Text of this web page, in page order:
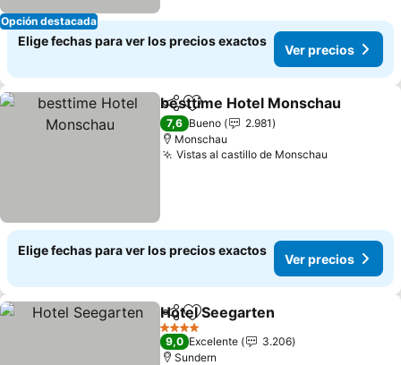
Opción destacada
Elige fechas para ver los precios exactos
Ver precios
CompartirAgregar a favoritos
besttime Hotel Monschau
7,6 Bueno
2.981
Monschau
Vistas al castillo de Monschau
Elige fechas para ver los precios exactos
Ver precios
CompartirAgregar a favoritos
Hotel Seegarten
4 Estrellas
9,0 Excelente
3.206
Sundern